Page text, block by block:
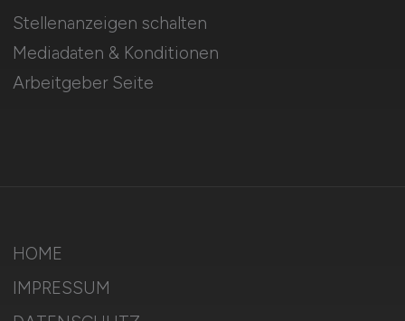
Stellenanzeigen schalten
Mediadaten & Konditionen
Arbeitgeber Seite
HOME
IMPRESSUM